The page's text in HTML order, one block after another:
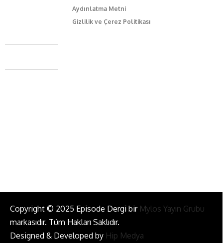
Aydınlatma Metni
Gizlilik ve Çerez Politikası
Caferağa Mah. Dr. Şakir Paşa Sok. No3/A Kadıköy İstanbul
+90 543 345 46 00
Copyright © 2025 Episode Dergi bir Mylos Yayın Grubu
markasıdır. Tüm Hakları Saklıdır.
Designed & Developed by Hip Medya